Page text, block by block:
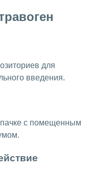
для
введения.
пачке с помещенным